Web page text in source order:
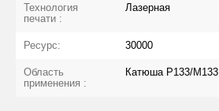
Технология
печати :
Лазерная
Ресурс: 30000
Область
применения :
Катюша Р133/М133